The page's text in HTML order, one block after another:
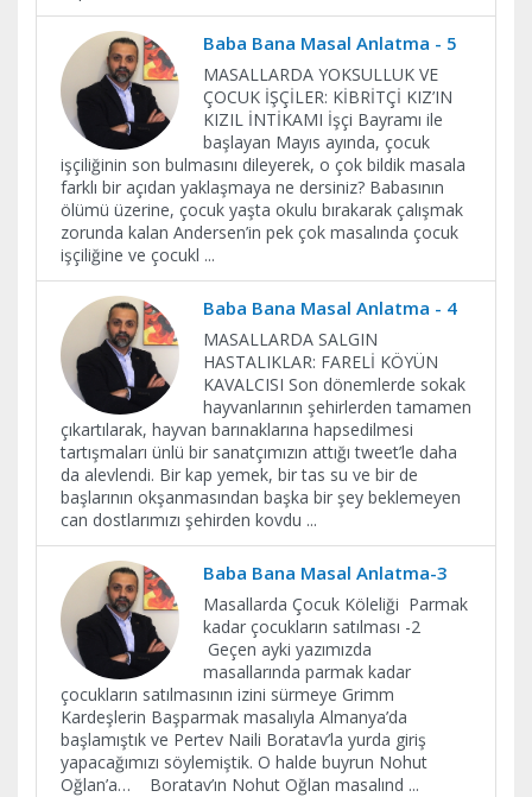
Baba Bana Masal Anlatma - 5
MASALLARDA YOKSULLUK VE
ÇOCUK İŞÇİLER: KİBRİTÇİ KIZ’IN
KIZIL İNTİKAMI İşçi Bayramı ile
başlayan Mayıs ayında, çocuk
işçiliğinin son bulmasını dileyerek, o çok bildik masala
farklı bir açıdan yaklaşmaya ne dersiniz? Babasının
ölümü üzerine, çocuk yaşta okulu bırakarak çalışmak
zorunda kalan Andersen’in pek çok masalında çocuk
işçiliğine ve çocukl ...
Baba Bana Masal Anlatma - 4
MASALLARDA SALGIN
HASTALIKLAR: FARELİ KÖYÜN
KAVALCISI Son dönemlerde sokak
hayvanlarının şehirlerden tamamen
çıkartılarak, hayvan barınaklarına hapsedilmesi
tartışmaları ünlü bir sanatçımızın attığı tweet’le daha
da alevlendi. Bir kap yemek, bir tas su ve bir de
başlarının okşanmasından başka bir şey beklemeyen
can dostlarımızı şehirden kovdu ...
Baba Bana Masal Anlatma-3
Masallarda Çocuk Köleliği Parmak
kadar çocukların satılması -2
Geçen ayki yazımızda
masallarında parmak kadar
çocukların satılmasının izini sürmeye Grimm
Kardeşlerin Başparmak masalıyla Almanya’da
başlamıştık ve Pertev Naili Boratav’la yurda giriş
yapacağımızı söylemiştik. O halde buyrun Nohut
Oğlan’a… Boratav’ın Nohut Oğlan masalınd ...